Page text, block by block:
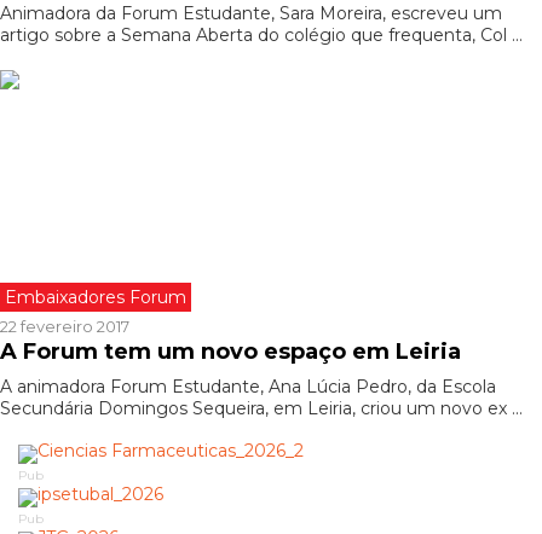
Animadora da Forum Estudante, Sara Moreira, escreveu um
artigo sobre a Semana Aberta do colégio que frequenta, Col ...
Embaixadores Forum
22 fevereiro 2017
A Forum tem um novo espaço em Leiria
A animadora Forum Estudante, Ana Lúcia Pedro, da Escola
Secundária Domingos Sequeira, em Leiria, criou um novo ex ...
Pub
Pub